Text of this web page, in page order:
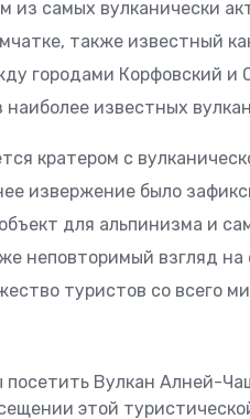
из самых вулканически
также известный
городами Корфовский
известных
кратером с
извержение было
для альпинизма и
неповторимый взгляд
туристов со всего
Вулкан Алней-
этой